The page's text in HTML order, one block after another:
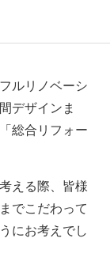
ルリノベーシ
デザインま
総合リフォー
える際、皆様
でこだわって
にお考えでし